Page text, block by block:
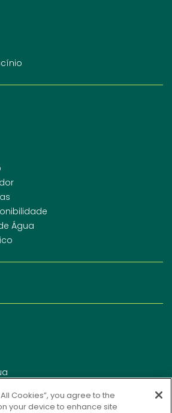
Água
Cookies”, you agree to the
your device to enhance site